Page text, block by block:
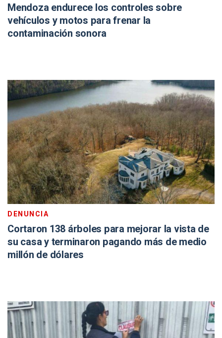
Mendoza endurece los controles sobre
vehículos y motos para frenar la
contaminación sonora
DENUNCIA
Cortaron 138 árboles para mejorar la vista de
su casa y terminaron pagando más de medio
millón de dólares